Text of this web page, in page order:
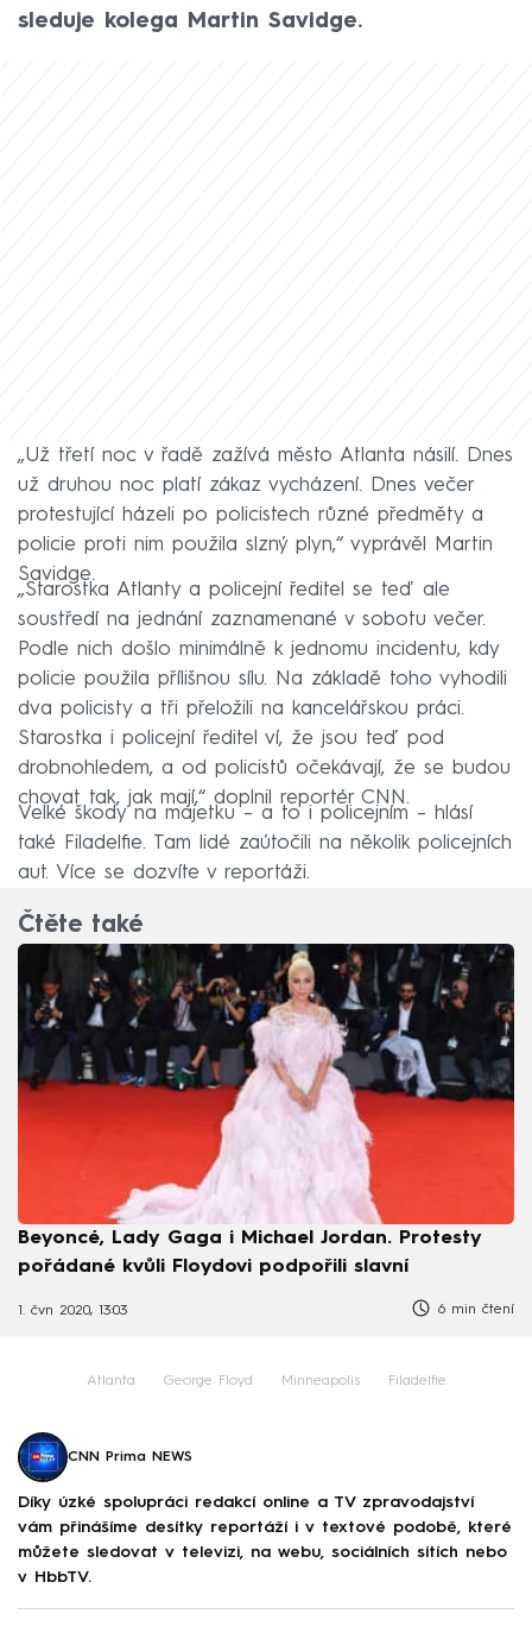
sleduje kolega Martin Savidge.
„Už třetí noc v řadě zažívá město Atlanta násilí. Dnes
už druhou noc platí zákaz vycházení. Dnes večer
protestující házeli po policistech různé předměty a
policie proti nim použila slzný plyn,“ vyprávěl Martin
Savidge.
„Starostka Atlanty a policejní ředitel se teď ale
soustředí na jednání zaznamenané v sobotu večer.
Podle nich došlo minimálně k jednomu incidentu, kdy
policie použila přílišnou sílu. Na základě toho vyhodili
dva policisty a tři přeložili na kancelářskou práci.
Starostka i policejní ředitel ví, že jsou teď pod
drobnohledem, a od policistů očekávají, že se budou
chovat tak, jak mají,“ doplnil reportér CNN.
Velké škody na majetku – a to i policejním – hlásí
také Filadelfie. Tam lidé zaútočili na několik policejních
aut. Více se dozvíte v reportáži.
Čtěte také
Beyoncé, Lady Gaga i Michael Jordan. Protesty
pořádané kvůli Floydovi podpořili slavní
1. čvn 2020, 13:03 6 min čtení
Atlanta George Floyd Minneapolis Filadelfie
CNN Prima NEWS
Díky úzké spolupráci redakcí online a TV zpravodajství
vám přinášíme desítky reportáží i v textové podobě, které
můžete sledovat v televizi, na webu, sociálních sítích nebo
v HbbTV.